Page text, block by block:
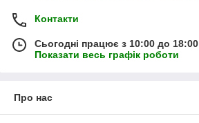
Контакти
Сьогодні працює з 10:00 до 18:00
Показати весь графік роботи
Про нас